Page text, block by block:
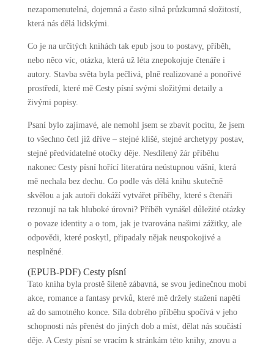
nezapomenutelná, dojemná a často silná průzkumná složitostí,
která nás dělá lidskými.
Co je na určitých knihách tak epub jsou to postavy, příběh,
nebo něco víc, otázka, která už léta znepokojuje čtenáře i
autory. Stavba světa byla pečlivá, plně realizované a ponořivé
prostředí, které mě Cesty písní svými složitými detaily a
živými popisy.
Psaní bylo zajímavé, ale nemohl jsem se zbavit pocitu, že jsem
to všechno četl již dříve – stejné klišé, stejné archetypy postav,
stejné předvídatelné otočky děje. Nesdílený žár příběhu
nakonec Cesty písní hořící literatúra neústupnou vášní, která
mě nechala bez dechu. Co podle vás dělá knihu skutečně
skvělou a jak autoři dokáží vytvářet příběhy, které s čtenáři
rezonují na tak hluboké úrovni? Příběh vynášel důležité otázky
o povaze identity a o tom, jak je tvarována našimi zážitky, ale
odpovědi, které poskytl, připadaly nějak neuspokojivé a
nesplněné.
(EPUB-PDF) Cesty písní
Tato kniha byla prostě šíleně zábavná, se svou jedinečnou mobi
akce, romance a fantasy prvků, které mě držely stažení napětí
až do samotného konce. Síla dobrého příběhu spočívá v jeho
schopnosti nás přenést do jiných dob a míst, dělat nás součástí
děje. A Cesty písní se vracím k stránkám této knihy, znovu a